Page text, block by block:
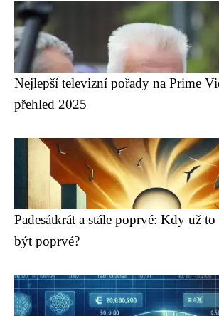
Nejlepší televizní pořady na Prime
přehled 2025
Padesátkrát a stále poprvé: Kdy už to
být poprvé?